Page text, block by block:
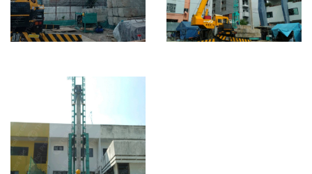
บ้านบ้าน ซอย
วิภาวดี 20
I26 = 116 ต้น
แฮปปี้แลนด์
Building